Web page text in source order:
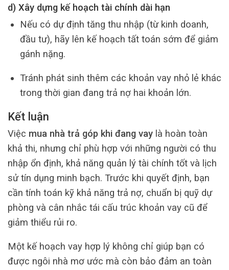
d) Xây dựng kế hoạch tài chính dài hạn
Nếu có dự định tăng thu nhập (từ kinh doanh,
đầu tư), hãy lên kế hoạch tất toán sớm để giảm
gánh nặng.
Tránh phát sinh thêm các khoản vay nhỏ lẻ khác
trong thời gian đang trả nợ hai khoản lớn.
Kết luận
Việc mua nhà trả góp khi đang vay là hoàn toàn
khả thi, nhưng chỉ phù hợp với những người có thu
nhập ổn định, khả năng quản lý tài chính tốt và lịch
sử tín dụng minh bạch. Trước khi quyết định, bạn
cần tính toán kỹ khả năng trả nợ, chuẩn bị quỹ dự
phòng và cân nhắc tái cấu trúc khoản vay cũ để
giảm thiểu rủi ro.
Một kế hoạch vay hợp lý không chỉ giúp bạn có
được ngôi nhà mơ ước mà còn bảo đảm an toàn